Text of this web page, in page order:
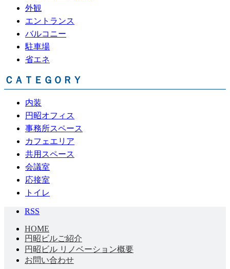
外観
エントランス
バルコニー
駐車場
省エネ
ＣＡＴＥＧＯＲＹ
内装
円昭オフィス
事務所スペース
カフェエリア
共用スペース
会議室
応接室
トイレ
RSS
HOME
円昭ビルご紹介
円昭ビル リノベーション概要
お問い合わせ